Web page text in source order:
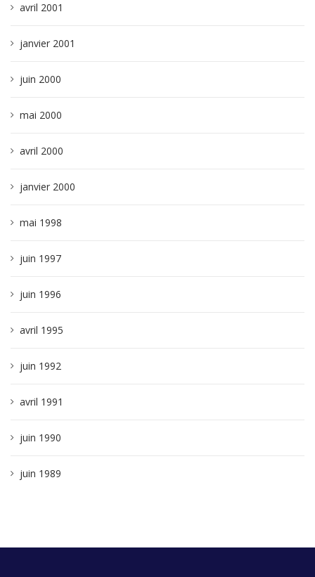
avril 2001
janvier 2001
juin 2000
mai 2000
avril 2000
janvier 2000
mai 1998
juin 1997
juin 1996
avril 1995
juin 1992
avril 1991
juin 1990
juin 1989